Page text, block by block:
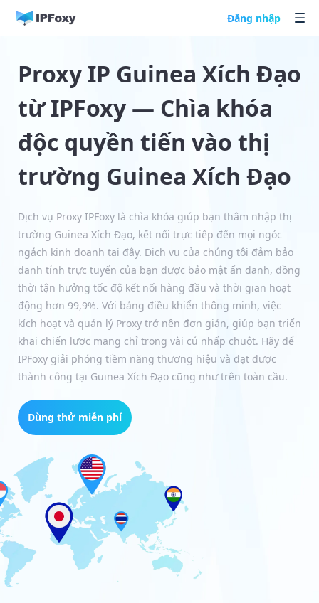
Đăng nhập
Proxy IP Guinea Xích Đạo
từ IPFoxy — Chìa khóa
độc quyền tiến vào thị
trường Guinea Xích Đạo
Dịch vụ Proxy IPFoxy là chìa khóa giúp bạn thâm nhập thị
trường Guinea Xích Đạo, kết nối trực tiếp đến mọi ngóc
ngách kinh doanh tại đây. Dịch vụ của chúng tôi đảm bảo
danh tính trực tuyến của bạn được bảo mật ẩn danh, đồng
thời tận hưởng tốc độ kết nối hàng đầu và thời gian hoạt
động hơn 99,9%. Với bảng điều khiển thông minh, việc
kích hoạt và quản lý Proxy trở nên đơn giản, giúp bạn triển
khai chiến lược mạng chỉ trong vài cú nhấp chuột. Hãy để
IPFoxy giải phóng tiềm năng thương hiệu và đạt được
thành công tại Guinea Xích Đạo cũng như trên toàn cầu.
Dùng thử miễn phí